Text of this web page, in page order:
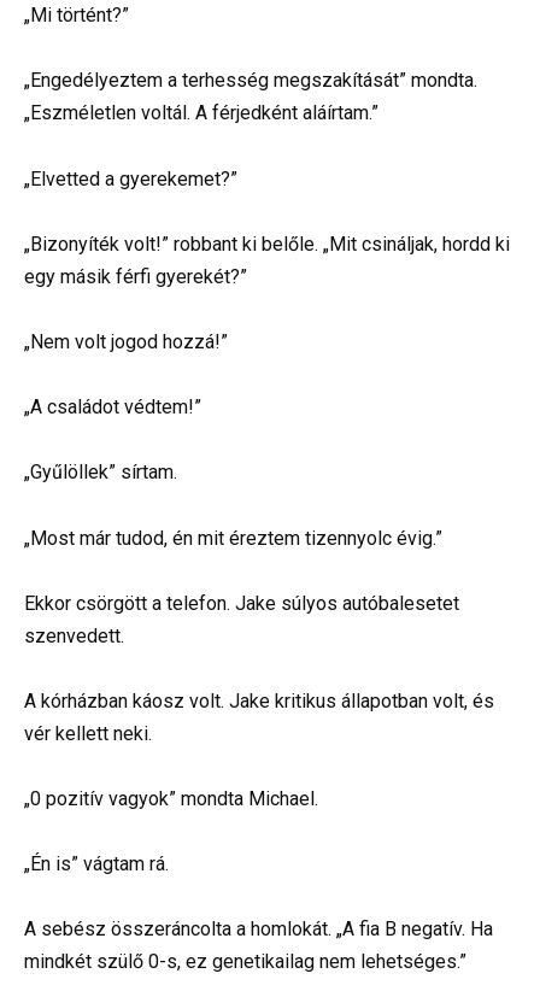
„Mi történt?”
„Engedélyeztem a terhesség megszakítását” mondta.
„Eszméletlen voltál. A férjedként aláírtam.”
„Elvetted a gyerekemet?”
„Bizonyíték volt!” robbant ki belőle. „Mit csináljak, hordd ki
egy másik férfi gyerekét?”
„Nem volt jogod hozzá!”
„A családot védtem!”
„Gyűlöllek” sírtam.
„Most már tudod, én mit éreztem tizennyolc évig.”
Ekkor csörgött a telefon. Jake súlyos autóbalesetet
szenvedett.
A kórházban káosz volt. Jake kritikus állapotban volt, és
vér kellett neki.
„0 pozitív vagyok” mondta Michael.
„Én is” vágtam rá.
A sebész összeráncolta a homlokát. „A fia B negatív. Ha
mindkét szülő 0-s, ez genetikailag nem lehetséges.”